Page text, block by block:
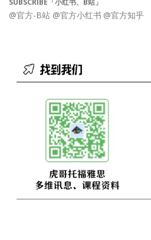
SUBSCRIBE「小红书、B站」
@官方-B站 @官方小红书 @官方知乎